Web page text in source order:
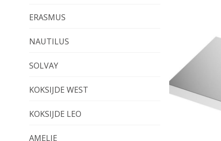
ERASMUS
NAUTILUS
SOLVAY
KOKSIJDE WEST
KOKSIJDE LEO
AMELIE